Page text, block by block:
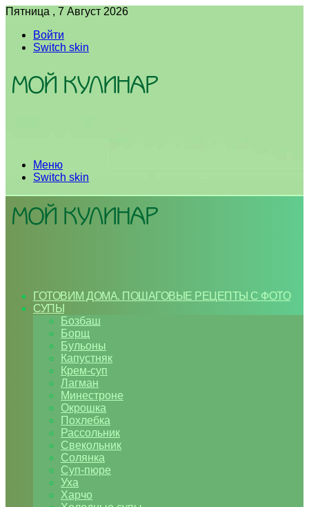
Пятница , 7 Август 2026
Войти
Switch skin
Меню
Switch skin
ГОТОВИМ ДОМА. ПОШАГОВЫЕ РЕЦЕПТЫ С ФОТО
СУПЫ
Бозбаш
Борщ
Бульоны
Капустняк
Крем-суп
Лагман
Минестроне
Окрошка
Похлебка
Рассольник
Свекольник
Солянка
Суп-пюре
Уха
Харчо